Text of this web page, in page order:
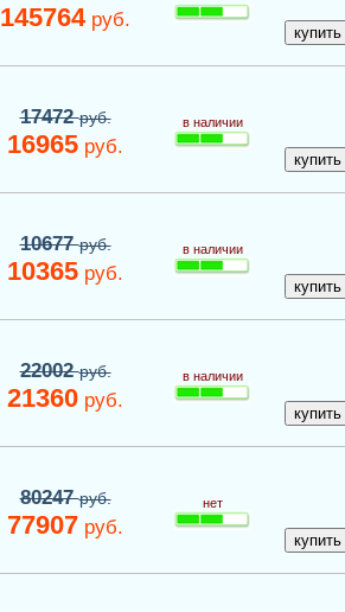
145764руб.
17472руб.
16965 руб.
в наличии
10677руб.
10365 руб.
в наличии
22002руб.
21360 руб.
в наличии
80247руб.
77907 руб.
нет